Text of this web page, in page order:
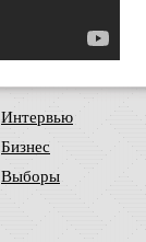
Интервью
Бизнес
Выборы